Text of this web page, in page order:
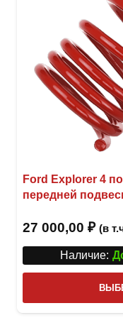
Ford Explorer 4
передней
27 000,00 ₽ (в
Наличие: